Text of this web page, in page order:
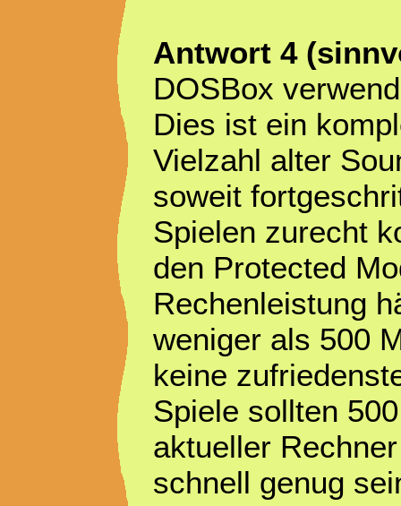
Antwort 4
DOSBox
Dies ist ein
Vielzahl alter
soweit
Spielen zurecht
den Protected
Rechenleistung
weniger als 500
keine
Spiele sollten
aktueller
schnell genug